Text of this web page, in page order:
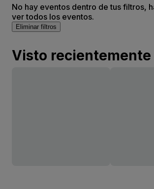
No hay eventos dentro de tus filtros,
ver todos los eventos.
Eliminar filtros
Visto recientemente